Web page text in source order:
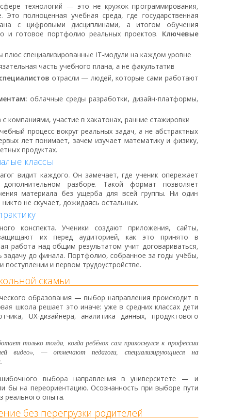
технологий — это не кружок программирования,
полноценная учебная среда, где государственная
с цифровыми дисциплинами, а итогом обучения
и готовое портфолио реальных проектов. Ключевые
плюс специализированные IT-модули на каждом уровне
часть учебного плана, а не факультатив
отрасли — людей, которые сами работают
облачные среды разработки, дизайн-платформы,
с компаниями, участие в хакатонах, ранние стажировки
процесс вокруг реальных задач, а не абстрактных
лет понимает, зачем изучает математику и физику,
продуктах.
классы
видит каждого. Он замечает, где ученик опережает
разборе. Такой формат позволяет
материала без ущерба для всей группы. Ни один
не скучает, дожидаясь остальных.
конспекта. Ученики создают приложения, сайты,
их перед аудиторией, как это принято в
работа над общим результатом учит договариваться,
задачу до финала. Портфолио, собранное за годы учёбы,
и первом трудоустройстве.
скамьи
образования — выбор направления происходит в
школа решает это иначе: уже в средних классах дети
UX-дизайнера, аналитика данных, продуктового
только тогда, когда ребёнок сам прикоснулся к профессии
видео», — отмечают педагоги, специализирующиеся на
выбора направления в университете — и
бы на переориентацию. Осознанность при выборе пути
реального опыта.
без перегрузки родителей